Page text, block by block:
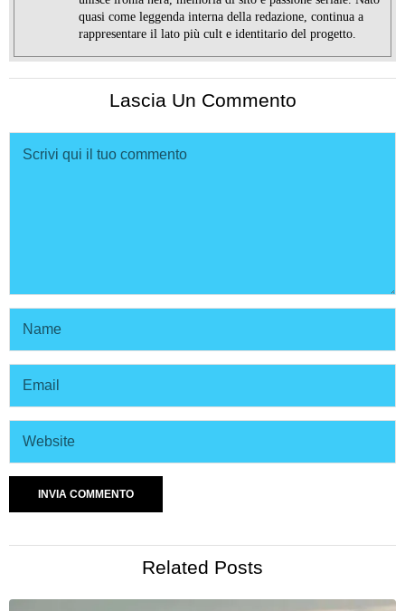
quasi come leggenda interna della redazione, continua a
rappresentare il lato più cult e identitario del progetto.
Lascia Un Commento
Related Posts